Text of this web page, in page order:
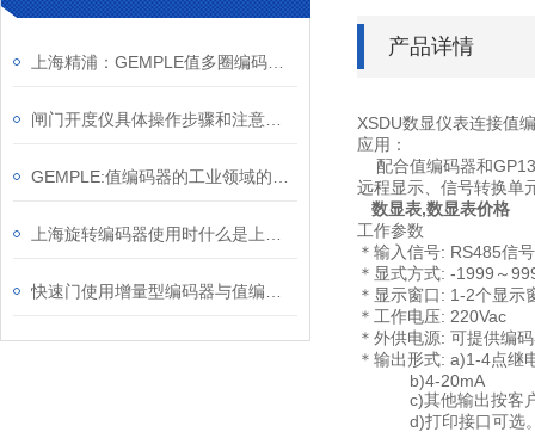
产品详情
XSDU数显仪表连接值
应用：
配合值编码器和
远程显示、信号转换单
数显表,数显表价格
工作参数
＊输入信号: RS485信
＊显式方式: -1999～
＊显示窗口: 1-2个显示
＊工作电压: 220Vac
＊外供电源: 可提供编
＊输出形式: a)1-4点继
b)4-20mA
c)其他输出按客
d)打印接口可选